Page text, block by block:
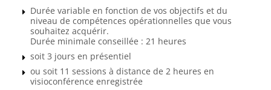
Durée variable en fonction de vos objectifs et du
niveau de compétences opérationnelles que vous
souhaitez acquérir.
Durée minimale conseillée : 21 heures
soit 3 jours en présentiel
ou soit 11 sessions à distance de 2 heures en
visioconférence enregistrée